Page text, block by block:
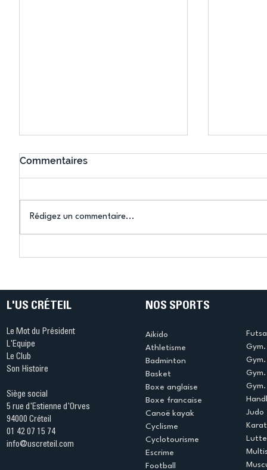
(Denise Huet)
(Didier
Commentaires
Rédigez un commentaire...
L'US CRÉTEIL
Le Mot du Président
L'Equipe
Le Club
Son Histoire
Siège social
5 rue d'Estienne d'Orves
94000 Créteil
01 42 07 15 74
info@uscreteil.com
NOS SPORTS
Aikido
Athletisme
Badminton
Basket
Boxe anglaise
Boxe francaise
Canoë kayak
Cyclisme
Cyclotourisme
Escrime
Football
Judo
Lutte